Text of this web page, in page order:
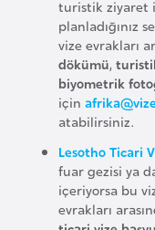
turistik ziyaret
planladığınız
vize evrakları
dökümü,
biyometrik
için
atabilirsiniz.
Lesotho Ticari
fuar gezisi ya
içeriyorsa bu
evrakları